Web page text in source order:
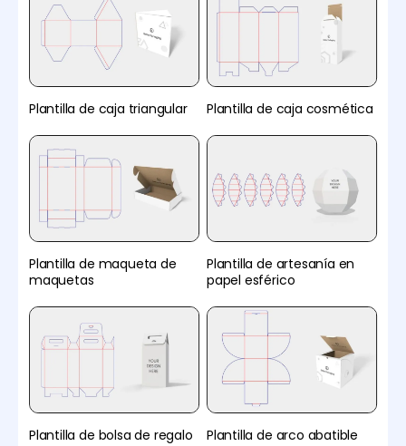
Plantilla de caja triangular Plantilla de caja cosmética
Plantilla de maqueta de
maquetas
Plantilla de artesanía en
papel esférico
Plantilla de bolsa de regalo Plantilla de arco abatible